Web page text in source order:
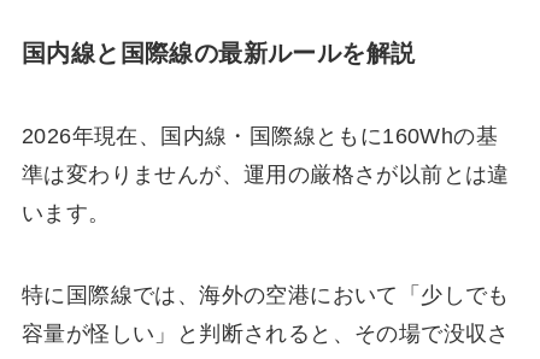
国内線と国際線の最新ルールを解説
2026年現在、国内線・国際線ともに160Whの基
準は変わりませんが、運用の厳格さが以前とは違
います。
特に国際線では、海外の空港において「少しでも
容量が怪しい」と判断されると、その場で没収さ